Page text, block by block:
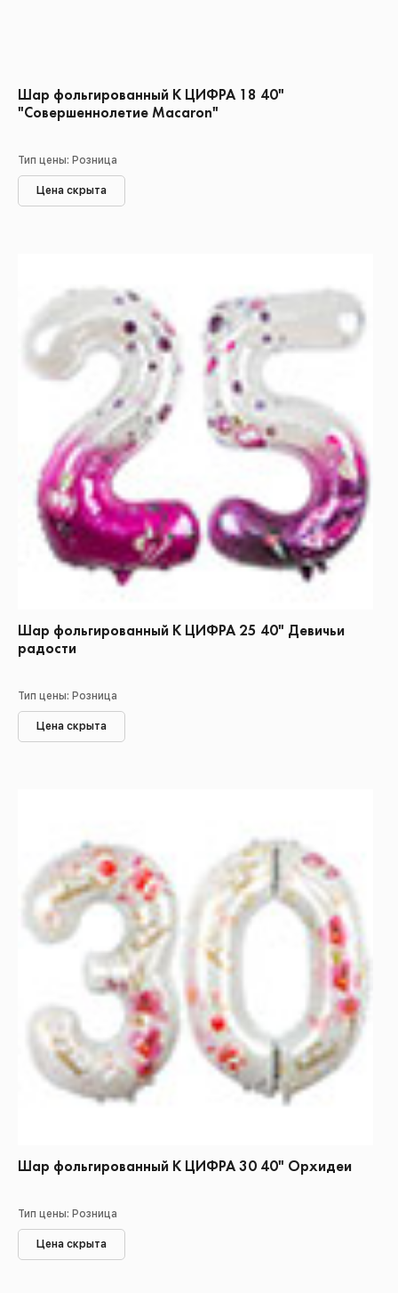
Шар фольгированный К ЦИФРА 18 40"
"Совершеннолетие Macaron"
Тип цены: Розница
Цена скрыта
Шар фольгированный К ЦИФРА 25 40" Девичьи
радости
Тип цены: Розница
Цена скрыта
Шар фольгированный К ЦИФРА 30 40" Орхидеи
Тип цены: Розница
Цена скрыта